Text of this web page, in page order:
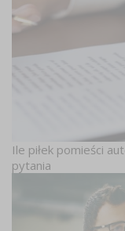
Ile piłek pomieści
pytania